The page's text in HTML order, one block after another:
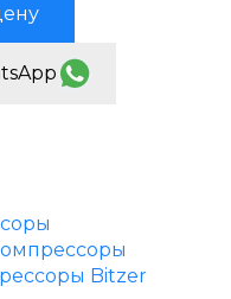
Bitzer